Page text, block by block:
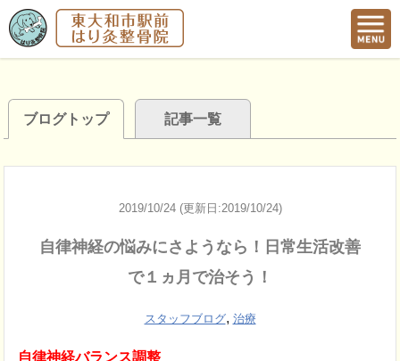
ブログトップ 記事一覧
2019/10/24 (更新日:2019/10/24)
自律神経の悩みにさようなら！日常生活改善
で１ヵ月で治そう！
スタッフブログ, 治療
自律神経バランス調整